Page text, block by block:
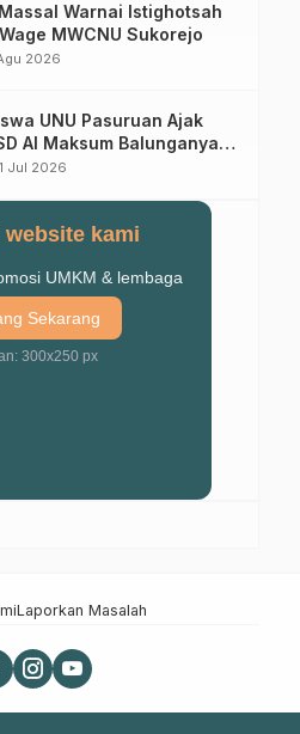
Warnai Istighotsah
MWCNU Sukorejo
2026
Ajak
Al Maksum Balunganyar
Bersusun
Jul 2026
website kami
UMKM & lembaga
Sekarang
300x250 px
Laporkan Masalah